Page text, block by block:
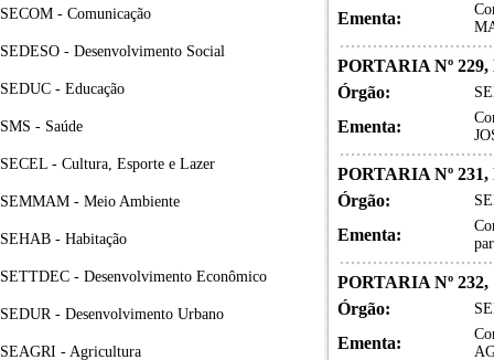
SECOM - Comunicação
SEDESO - Desenvolvimento Social
SEDUC - Educação
SMS - Saúde
SECEL - Cultura, Esporte e Lazer
SEMMAM - Meio Ambiente
SEHAB - Habitação
SETTDEC - Desenvolvimento Econômico
SEDUR - Desenvolvimento Urbano
SEAGRI - Agricultura
Ementa:
PORTARIA Nº
Órgão:
Ementa:
PORTARIA Nº
Órgão:
Ementa:
PORTARIA Nº
Órgão:
Ementa: